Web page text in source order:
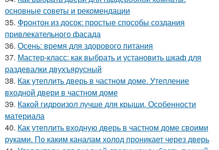
основные советы и рекомендации
35. Фронтон из досок: простые способы создания
привлекательного фасада
36. Осень: время для здорового питания
37. Мастер-класс: как выбрать и установить шкаф для
раздевалки двухъярусный
38. Как утеплить дверь в частном доме. Утепление
входной двери в частном доме
39. Какой гидроизол лучше для крыши. Особенности
материала
40. Как утеплить входную дверь в частном доме своими
руками. По каким каналам холод проникает через дверь